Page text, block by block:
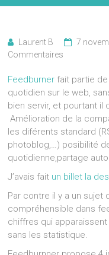
Laurent B 7
Commentaires
Feedburner fait partie
quotidien sur le web,
bien servir, et pourtant il
Amélioration de la
les diférents standard
photoblog,…) posibilité
quotidienne,partage
J’avais fait un billet la
Par contre il y a un sujet
compréhensible dans
chiffres qui
sans les statistique.